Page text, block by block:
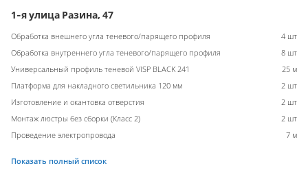
1-я улица Разина, 47
Обработка внешнего угла теневого/парящего профиля
4 шт
Обработка внутреннего угла теневого/парящего профиля
8 шт
Универсальный профиль теневой VISP BLACK 241
25 м
Платформа для накладного светильника 120 мм
2 шт
Изготовление и окантовка отверстия
2 шт
Монтаж люстры без сборки (Класс 2)
2 шт
Проведение электропровода
7 м
Показать полный список